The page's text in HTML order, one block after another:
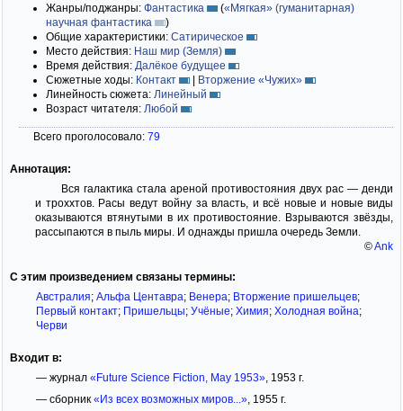
Жанры/поджанры: Фантастика («Мягкая» (гуманитарная)
научная фантастика
)
Общие характеристики: Сатирическое
Место действия: Наш мир (Земля)
Время действия: Далёкое будущее
Сюжетные ходы: Контакт | Вторжение «Чужих»
Линейность сюжета: Линейный
Возраст читателя: Любой
Всего проголосовало: 79
Аннотация:
Вся галактика стала ареной противостояния двух рас — денди
и троххтов. Расы ведут войну за власть, и всё новые и новые виды
оказываются втянутыми в их противостояние. Взрываются звёзды,
рассыпаются в пыль миры. И однажды пришла очередь Земли.
©Ank
С этим произведением связаны термины:
Австралия; Альфа Центавра; Венера; Вторжение пришельцев;
Первый контакт; Пришельцы; Учёные; Химия; Холодная война;
Черви
Входит в:
— журнал «Future Science Fiction, May 1953», 1953 г.
— сборник «Из всех возможных миров...», 1955 г.